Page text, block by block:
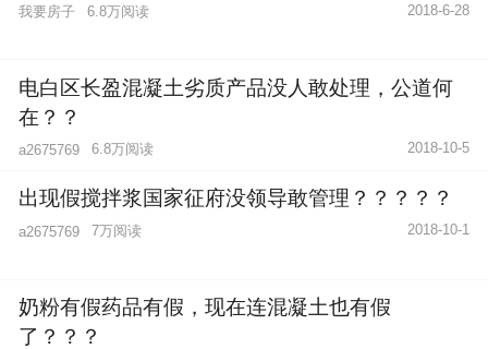
我要房子 6.8万阅读 2018-6-28
电白区长盈混凝土劣质产品没人敢处理，公道何
在？？
a2675769 6.8万阅读 2018-10-5
出现假搅拌浆国家征府没领导敢管理？？？？？
a2675769 7万阅读 2018-10-1
奶粉有假药品有假，现在连混凝土也有假
了？？？